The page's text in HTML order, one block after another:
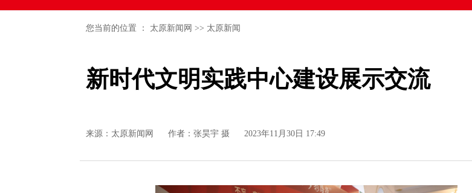
您当前的位置 ： 太原新闻网 >> 太原新闻
新时代文明实践中心建设展示交流
来源： 太原新闻网 作者：张昊宇 摄 2023年11月30日 17:49